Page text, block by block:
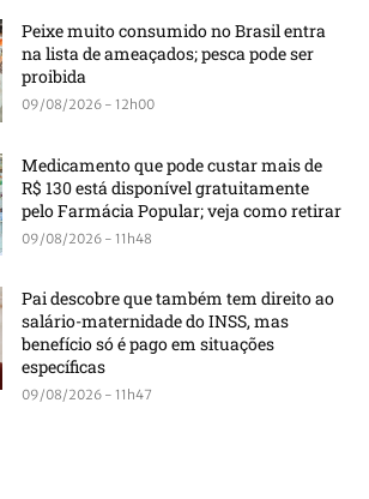
Peixe muito consumido no Brasil entra
na lista de ameaçados; pesca pode ser
proibida
09/08/2026 - 12h00
Medicamento que pode custar mais de
R$ 130 está disponível gratuitamente
pelo Farmácia Popular; veja como retirar
09/08/2026 - 11h48
Pai descobre que também tem direito ao
salário-maternidade do INSS, mas
benefício só é pago em situações
específicas
09/08/2026 - 11h47